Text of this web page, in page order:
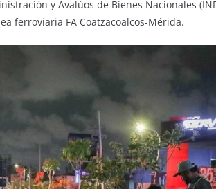
y Avalúos de Bienes Nacionales
ferroviaria FA Coatzacoalcos-Mérida.